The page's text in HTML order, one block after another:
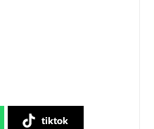
tiktok